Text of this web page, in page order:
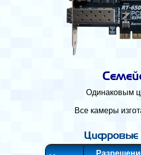
Одинаковым
Все камеры
Цифровые